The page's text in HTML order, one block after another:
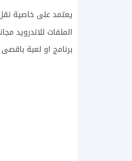
يعتمد على خاصية
الملفات للاندرويد
برنامج او لعبة